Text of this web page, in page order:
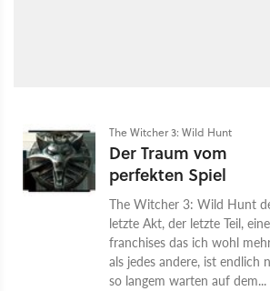
The Witcher 3: Wild Hunt
Der Traum vom
perfekten Spiel
The Witcher 3: Wild Hunt
letzte Akt, der letzte Teil,
franchises das ich wohl
als jedes andere, ist endlich
so langem warten auf dem...